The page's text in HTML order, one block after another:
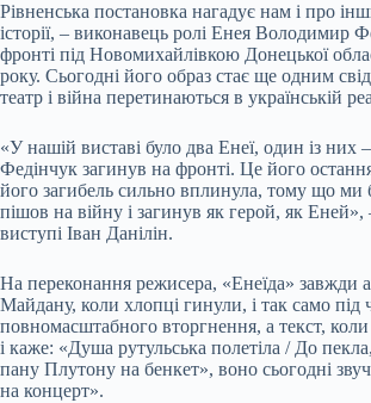
Рівненська постановка нагадує нам і про
історії, – виконавець ролі Енея Володимир
фронті під Новомихайлівкою Донецької
року. Сьогодні його образ стає ще одним
театр і війна перетинаються в українській
«У нашій виставі було два Енеї, один із
Федінчук загинув на фронті. Це його
його загибель сильно вплинула, тому що ми
пішов на війну і загинув як герой, як Еней»,
виступі Іван Данілін.
На переконання режисера, «Енеїда» завжди
Майдану, коли хлопці гинули, і так само під
повномасштабного вторгнення, а текст,
і каже: «Душа рутульська полетіла / До
пану Плутону на бенкет», воно сьогодні
на концерт».